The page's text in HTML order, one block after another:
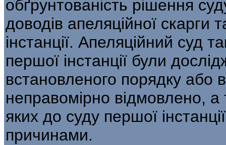
обґрунтованість рішення
доводів апеляційної скарги
ін­станції. Апеляційний суд
першої інстанції були
встановленого порядку або
неправомірно відмовлено,
яких до суду першої
причинами.